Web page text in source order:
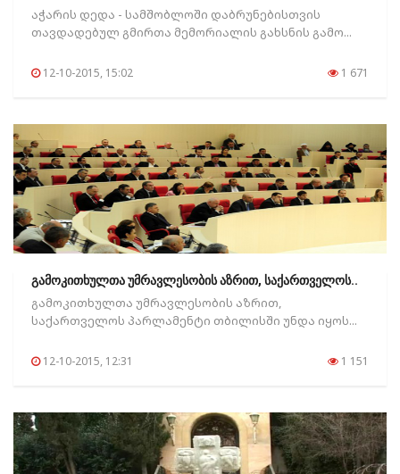
აჭარის დედა - სამშობლოში დაბრუნებისთვის
თავდადებულ გმირთა მემორიალის გახსნის გამო...
12-10-2015, 15:02 1 671
გამოკითხულთა უმრავლესობის აზრით, საქართველოს..
გამოკითხულთა უმრავლესობის აზრით,
საქართველოს პარლამენტი თბილისში უნდა იყოს...
12-10-2015, 12:31 1 151